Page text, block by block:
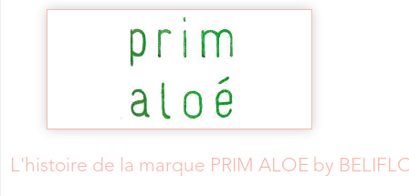
L'histoire de la marque PRIM ALOE by